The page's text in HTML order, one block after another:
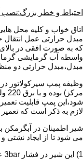
احتیاط و خطر
اتاق خواب و کلیه محل
مبدل حرارتی عمل
که به صورت افقی در
واسطه آب گرمایشی گرما
مبدل،مبدل حرارتی دو
وظیفه پمپ سیرکولاتور
شود،این پمپ قابلیت
لازم به ذکر است که
شیر اطمینان در آبگرمکن
می شود تا از ایجاد نشتی
1) این شیر در فشار 3bar عمل کرده و حجم اضافی آب مدار گرمایش را تخلیه می کند.